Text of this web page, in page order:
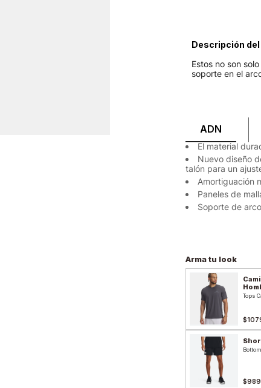
Descripción
Estos no son
soporte en el
ADN
El material
Nuevo diseño
talón para un
Amortiguación
Paneles de
Soporte de
Arma tu look
Tops